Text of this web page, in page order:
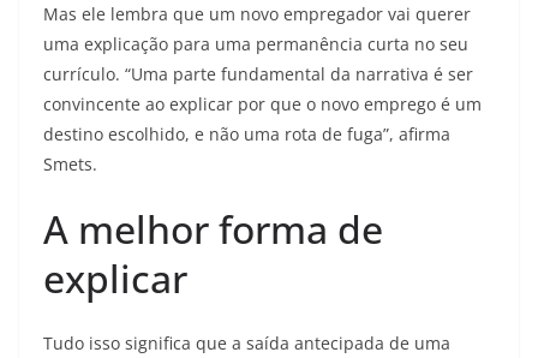
Mas ele lembra que um novo empregador vai querer
uma explicação para uma permanência curta no seu
currículo. “Uma parte fundamental da narrativa é ser
convincente ao explicar por que o novo emprego é um
destino escolhido, e não uma rota de fuga”, afirma
Smets.
A melhor forma de
explicar
Tudo isso significa que a saída antecipada de uma